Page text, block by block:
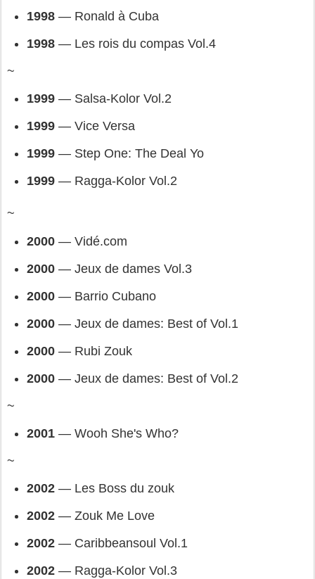
1998 — Ronald à Cuba
1998 — Les rois du compas Vol.4
~
1999 — Salsa-Kolor Vol.2
1999 — Vice Versa
1999 — Step One: The Deal Yo
1999 — Ragga-Kolor Vol.2
~
2000 — Vidé.com
2000 — Jeux de dames Vol.3
2000 — Barrio Cubano
2000 — Jeux de dames: Best of Vol.1
2000 — Rubi Zouk
2000 — Jeux de dames: Best of Vol.2
~
2001 — Wooh She's Who?
~
2002 — Les Boss du zouk
2002 — Zouk Me Love
2002 — Caribbeansoul Vol.1
2002 — Ragga-Kolor Vol.3